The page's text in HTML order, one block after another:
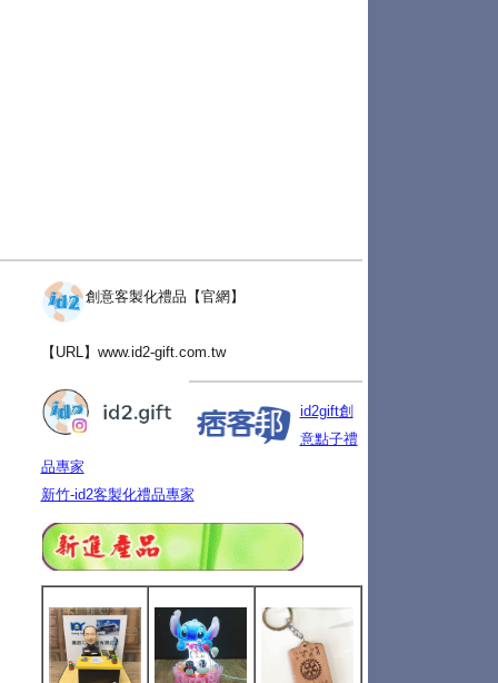
創意客製化禮品【官網】
【URL】 www.id2-gift.com.tw
id2gift創
意點子禮
品專家
新竹-id2客製化禮品專家